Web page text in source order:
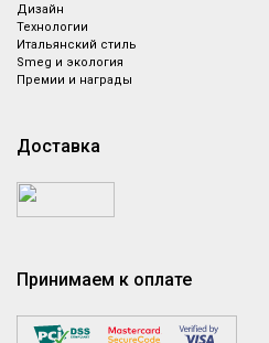
Дизайн
Технологии
Итальянский стиль
Smeg и экология
Премии и награды
Доставка
Принимаем к оплате